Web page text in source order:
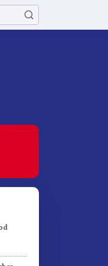
Pimpin Laskar Biru